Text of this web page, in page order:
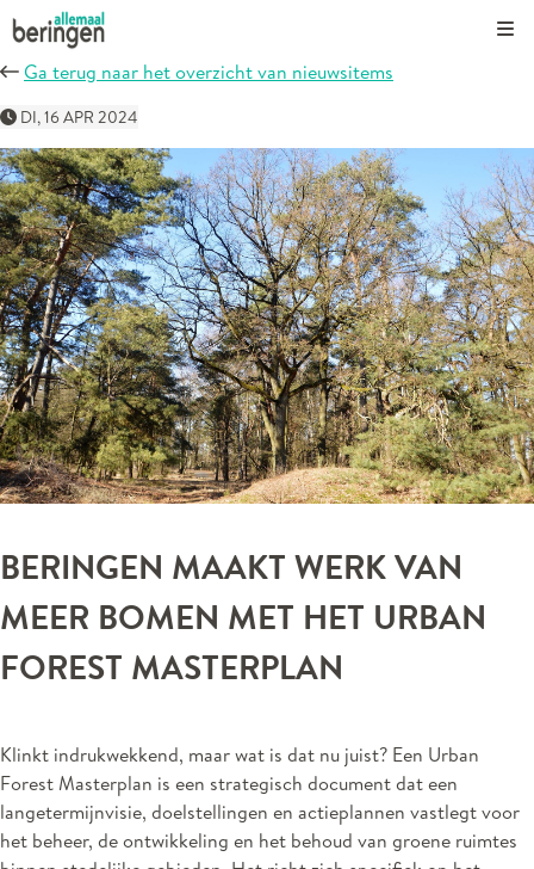
Ga terug naar het overzicht van nieuwsitems
DI, 16 APR 2024
BERINGEN MAAKT WERK VAN
MEER BOMEN MET HET URBAN
FOREST MASTERPLAN
Klinkt indrukwekkend, maar wat is dat nu juist? Een Urban
Forest Masterplan is een strategisch document dateen
langetermijnvisie, doelstellingen en actieplannen vastlegt voor
het beheer, de ontwikkeling en het behoud van groene ruimtes